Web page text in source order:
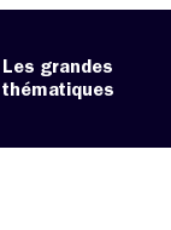
Les grandes
thématiques